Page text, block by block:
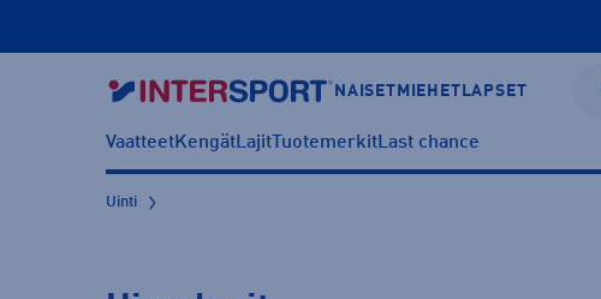
NAISET MIEHET LAPSET
VaatteetKengätLajitTuotemerkitLast chance
Uinti